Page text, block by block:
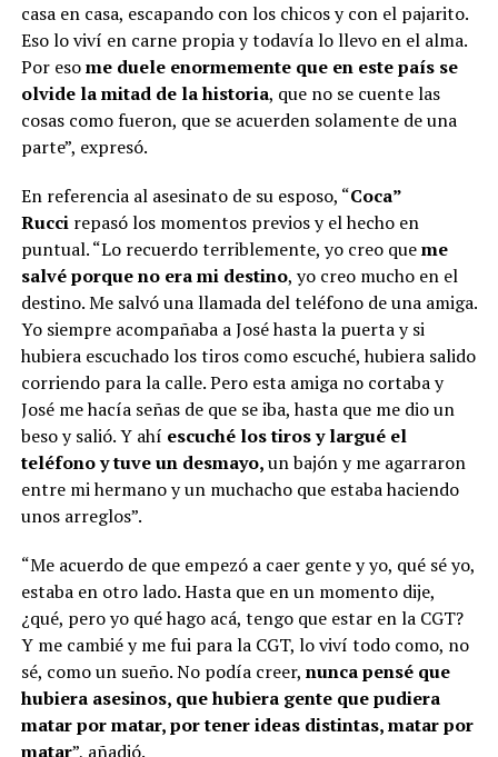
casa en casa, escapando con los chicos y con el pajarito.
Eso lo viví en carne propia y todavía lo llevo en el alma.
Por esome duele enormemente que en este país se
olvide la mitad de la historia, que no se cuente las
cosas como fueron, que se acuerden solamente de una
parte”, expresó.
En referencia al asesinato de su esposo, “Coca”
Ruccirepasó los momentos previos y el hecho en
puntual. “Lo recuerdo terriblemente, yo creo queme
salvé porque no era mi destino, yo creo mucho en el
destino. Me salvó una llamada del teléfono de una amiga.
Yo siempre acompañaba a José hasta la puerta y si
hubiera escuchado los tiros como escuché, hubiera salido
corriendo para la calle. Pero esta amiga no cortaba y
José me hacía señas de que se iba, hasta que me dio un
beso y salió. Y ahí escuché los tiros y largué el
teléfono y tuve un desmayo,un bajón y me agarraron
entre mi hermano y un muchacho que estaba haciendo
unos arreglos”.
“Me acuerdo de que empezó a caer gente y yo, qué sé yo,
estaba en otro lado. Hasta que en un momento dije,
¿qué, pero yo qué hago acá, tengo que estar en la CGT?
Y me cambié y me fui para la CGT, lo viví todo como, no
sé, como un sueño. No podía creer, nunca pensé que
hubiera asesinos, que hubiera gente que pudiera
matar por matar, por tener ideas distintas, matar por
matar”, añadió.